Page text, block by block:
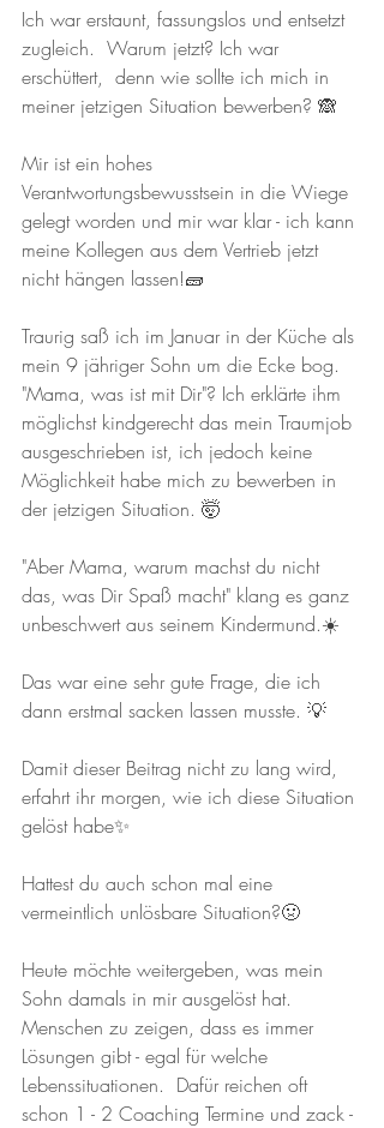
Ich war erstaunt, fassungslos und entsetzt
zugleich.  Warum jetzt? Ich war
erschüttert,  denn wie sollte ich mich in
meiner jetzigen Situation bewerben? 🙈
Mir ist ein hohes
Verantwortungsbewusstsein in die Wiege
gelegt worden und mir war klar - ich kann
meine Kollegen aus dem Vertrieb jetzt
nicht hängen lassen!🧱
Traurig saß ich im Januar in der Küche als
mein 9 jähriger Sohn um die Ecke bog.
"Mama, was ist mit Dir"? Ich erklärte ihm
möglichst kindgerecht das mein Traumjob
ausgeschrieben ist, ich jedoch keine
Möglichkeit habe mich zu bewerben in
der jetzigen Situation. 🤯
"Aber Mama, warum machst du nicht
das, was Dir Spaß macht" klang es ganz
unbeschwert aus seinem Kindermund.☀️
Das war eine sehr gute Frage, die ich
dann erstmal sacken lassen musste. 💡
Damit dieser Beitrag nicht zu lang wird,
erfahrt ihr morgen, wie ich diese Situation
gelöst habe✨️
Hattest du auch schon mal eine
vermeintlich unlösbare Situation?🤢
Heute möchte weitergeben, was mein
Sohn damals in mir ausgelöst hat.
Menschen zu zeigen, dass es immer
Lösungen gibt - egal für welche
Lebenssituationen.  Dafür reichen oft
schon 1 - 2 Coaching Termine und zack -